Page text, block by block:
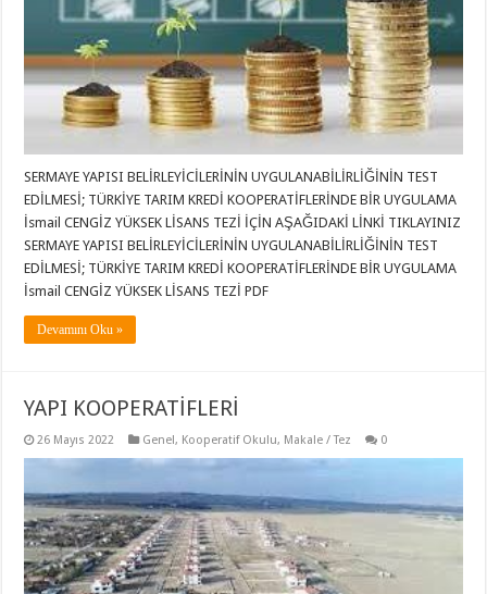
SERMAYE YAPISI BELİRLEYİCİLERİNİN UYGULANABİLİRLİĞİNİN TEST
EDİLMESİ; TÜRKİYE TARIM KREDİ KOOPERATİFLERİNDE BİR UYGULAMA
İsmail CENGİZ YÜKSEK LİSANS TEZİ İÇİN AŞAĞIDAKİ LİNKİ TIKLAYINIZ
SERMAYE YAPISI BELİRLEYİCİLERİNİN UYGULANABİLİRLİĞİNİN TEST
EDİLMESİ; TÜRKİYE TARIM KREDİ KOOPERATİFLERİNDE BİR UYGULAMA
İsmail CENGİZ YÜKSEK LİSANS TEZİ PDF
Devamını Oku »
YAPI KOOPERATİFLERİ
26 Mayıs 2022 Genel, Kooperatif Okulu, Makale / Tez 0